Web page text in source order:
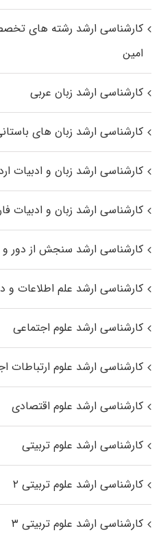
کارشناسی ارشد رﺷﺘﻪ ﻫﺎی
اﻣﻴﻦ
کارشناسی ارشد زبان عربی
کارشناسی ارشد زبان‌ های
کارشناسی ارشد زبان و ادبیات
کارشناسی ارشد زبان و ادبیات
کارشناسی ارشد سنجش از دور و
کارشناسی ارشد علم اطلاعات
کارشناسی ارشد علوم اجتماعی
کارشناسی ارشد علوم ارتباطات
کارشناسی ارشد علوم اقتصادی
کارشناسی ارشد علوم تربیتی
کارشناسی ارشد علوم تربیتی ۲
کارشناسی ارشد علوم تربیتی ۳